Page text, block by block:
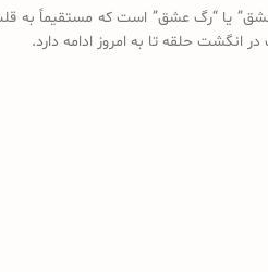
یا “رگ عشق” است که مستقیماً به
انگشت حلقه تا به امروز ادامه دارد.